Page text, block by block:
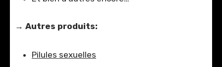
→ Autres produits:
Pilules sexuelles